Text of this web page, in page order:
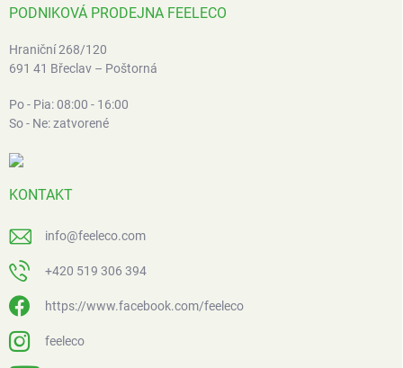
PODNIKOVÁ PRODEJNA FEELECO
Hraniční 268/120
691 41 Břeclav – Poštorná
Po - Pia: 08:00 - 16:00
So - Ne: zatvorené
KONTAKT
info@feeleco.com
+420 519 306 394
https://www.facebook.com/feeleco
feeleco